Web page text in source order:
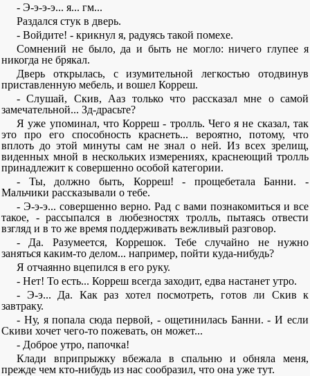
- Э-э-э-э... я... гм...
Раздался стук в дверь.
- Войдите! - крикнул я, радуясь такой помехе.
Сомнений не было, да и быть не могло: ничего глупее я
никогда не брякал.
Дверь открылась, с изумительной легкостью отодвинув
приставленную мебель, и вошел Корреш.
- Слушай, Скив, Ааз только что рассказал мне о самой
замечательной... Зд-драсьте?
Я уже упоминал, что Корреш - тролль. Чего я не сказал, так
это про его способность краснеть... вероятно, потому, что
вплоть до этой минуты сам не знал о ней. Из всех зрелищ,
виденных мной в нескольких измерениях, краснеющий тролль
принадлежит к совершенно особой категории.
- Ты, должно быть, Корреш! - прощебетала Банни. -
Мальчики рассказывали о тебе.
- Э-э-э... совершенно верно. Рад с вами познакомиться и все
такое, - рассыпался в любезностях тролль, пытаясь отвести
взгляд и в то же время поддерживать вежливый разговор.
- Да. Разумеется, Коррешок. Тебе случайно не нужно
заняться каким-то делом... например, пойти куда-нибудь?
Я отчаянно вцепился в его руку.
- Нет! То есть... Корреш всегда заходит, едва настанет утро.
- Э-э... Да. Как раз хотел посмотреть, готов ли Скив к
завтраку.
- Ну, я попала сюда первой, - ощетинилась Банни. - И если
Скиви хочет чего-то пожевать, он может...
- Доброе утро, папочка!
Клади вприпрыжку вбежала в спальню и обняла меня,
прежде чем кто-нибудь из нас сообразил, что она уже тут.